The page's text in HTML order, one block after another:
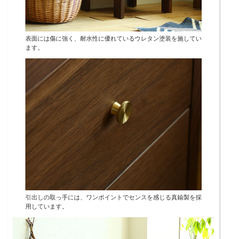
表面には傷に強く、耐水性に優れているウレタン塗装を施してい
ます。
引出しの取っ手には、ワンポイントでセンスを感じる真鍮製を採
用しています。